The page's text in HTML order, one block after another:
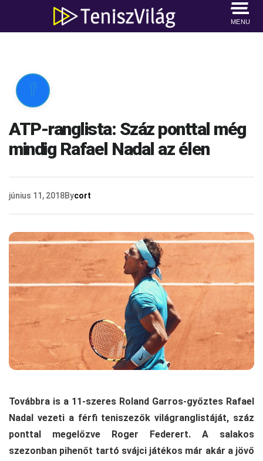
MENU

ATP-ranglista: Száz ponttal még
mindig Rafael Nadal az élen
június 11, 2018Bycort
Továbbra is a 11-szeres Roland Garros-győztes Rafael
Nadal vezeti a férfi teniszezők világranglistáját, száz
ponttal megelőzve Roger Federert. A salakos
szezonban pihenőt tartó svájci játékos már akár a jövő